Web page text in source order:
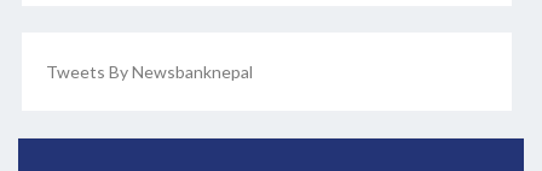
Tweets By Newsbanknepal